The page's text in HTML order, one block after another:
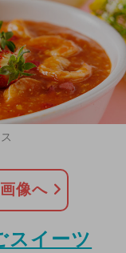
像へ
スイーツ